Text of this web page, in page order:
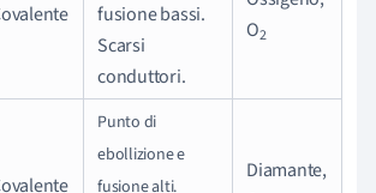
fusione bassi.
Scarsi
conduttori.
O2
Punto di
ebollizione e
fusione alti.
Diamante,